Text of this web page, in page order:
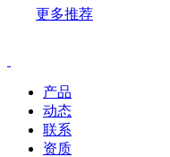
更多推荐
产品
动态
联系
资质